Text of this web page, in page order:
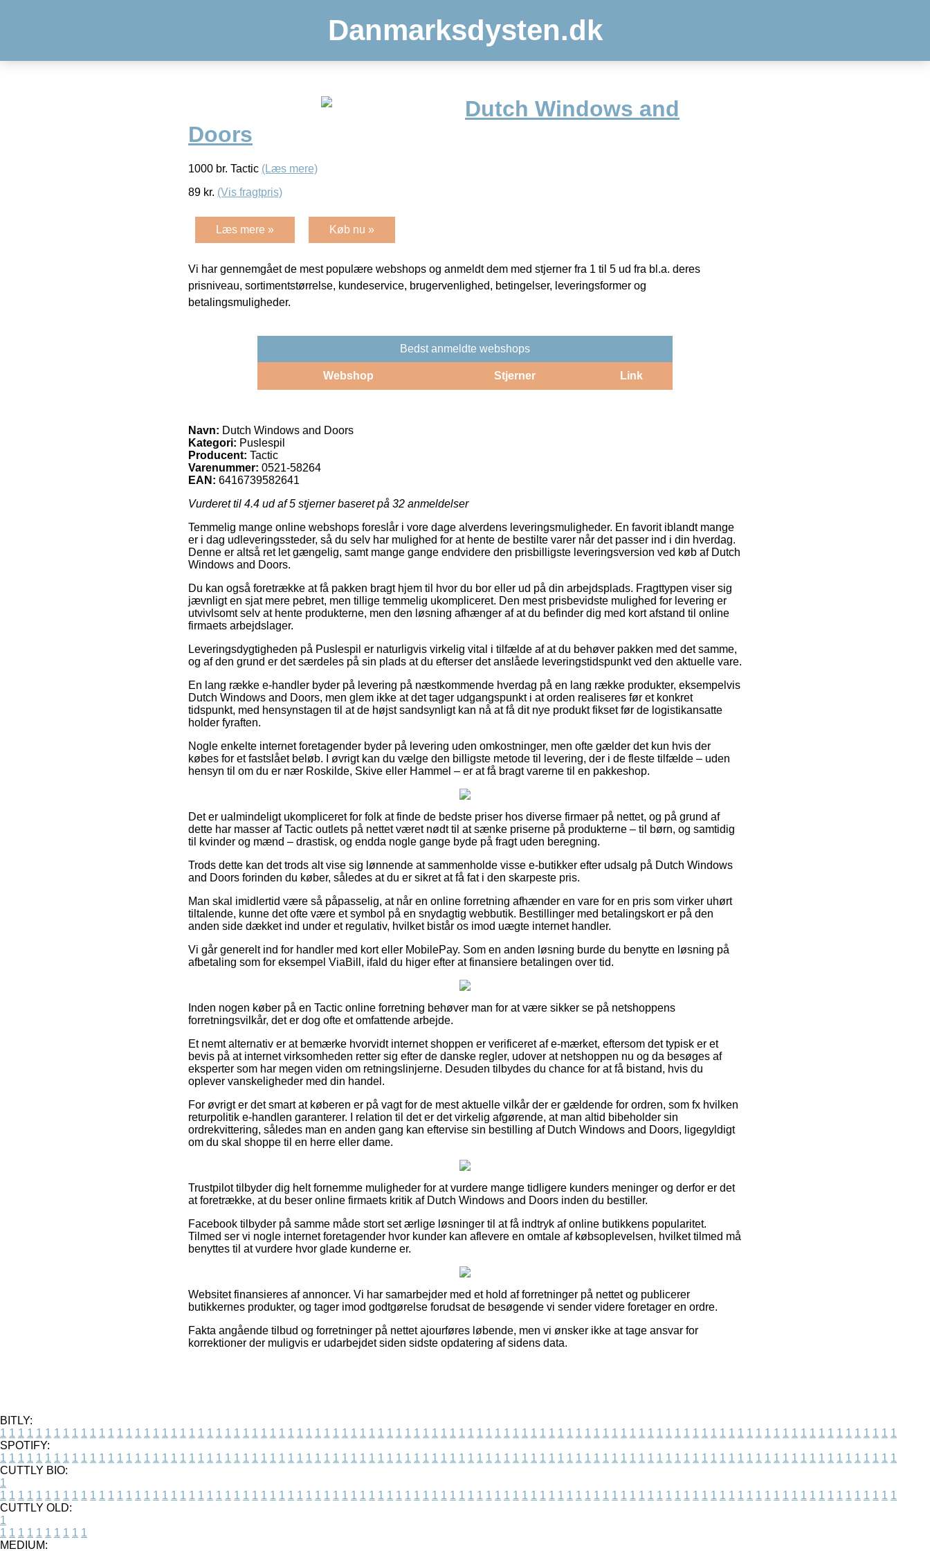
Danmarksdysten.dk
Dutch Windows and
Doors
1000 br. Tactic (Læs mere)
89 kr. (Vis fragtpris)
Læs mere » Køb nu »
Vi har gennemgået de mest populære webshops og anmeldt dem med stjerner fra 1 til 5 ud fra bl.a. deres
prisniveau, sortimentstørrelse, kundeservice, brugervenlighed, betingelser, leveringsformer og
betalingsmuligheder.
Bedst anmeldte webshops
Webshop Stjerner Link
Navn: Dutch Windows and Doors
Kategori: Puslespil
Producent: Tactic
Varenummer: 0521-58264
EAN: 6416739582641
Vurderet til 4.4 ud af 5 stjerner baseret på 32 anmeldelser
Temmelig mange online webshops foreslår i vore dage alverdens leveringsmuligheder. En favorit iblandt mange
er i dag udleveringssteder, så du selv har mulighed for at hente de bestilte varer når det passer ind i din hverdag.
Denne er altså ret let gængelig, samt mange gange endvidere den prisbilligste leveringsversion ved køb af Dutch
Windows and Doors.
Du kan også foretrække at få pakken bragt hjem til hvor du bor eller ud på din arbejdsplads. Fragttypen viser sig
jævnligt en sjat mere pebret, men tillige temmelig ukompliceret. Den mest prisbevidste mulighed for levering er
utvivlsomt selv at hente produkterne, men den løsning afhænger af at du befinder dig med kort afstand til online
firmaets arbejdslager.
Leveringsdygtigheden på Puslespil er naturligvis virkelig vital i tilfælde af at du behøver pakken med det samme,
og af den grund er det særdeles på sin plads at du efterser det anslåede leveringstidspunkt ved den aktuelle vare.
En lang række e-handler byder på levering på næstkommende hverdag på en lang række produkter, eksempelvis
Dutch Windows and Doors, men glem ikke at det tager udgangspunkt i at orden realiseres før et konkret
tidspunkt, med hensynstagen til at de højst sandsynligt kan nå at få dit nye produkt fikset før de logistikansatte
holder fyraften.
Nogle enkelte internet foretagender byder på levering uden omkostninger, men ofte gælder det kun hvis der
købes for et fastslået beløb. I øvrigt kan du vælge den billigste metode til levering, der i de fleste tilfælde – uden
hensyn til om du er nær Roskilde, Skive eller Hammel – er at få bragt varerne til en pakkeshop.
Det er ualmindeligt ukompliceret for folk at finde de bedste priser hos diverse firmaer på nettet, og på grund af
dette har masser af Tactic outlets på nettet været nødt til at sænke priserne på produkterne – til børn, og samtidig
til kvinder og mænd – drastisk, og endda nogle gange byde på fragt uden beregning.
Trods dette kan det trods alt vise sig lønnende at sammenholde visse e-butikker efter udsalg på Dutch Windows
and Doors forinden du køber, således at du er sikret at få fat i den skarpeste pris.
Man skal imidlertid være så påpasselig, at når en online forretning afhænder en vare for en pris som virker uhørt
tiltalende, kunne det ofte være et symbol på en snydagtig webbutik. Bestillinger med betalingskort er på den
anden side dækket ind under et regulativ, hvilket bistår os imod uægte internet handler.
Vi går generelt ind for handler med kort eller MobilePay. Som en anden løsning burde du benytte en løsning på
afbetaling som for eksempel ViaBill, ifald du higer efter at finansiere betalingen over tid.
Inden nogen køber på en Tactic online forretning behøver man for at være sikker se på netshoppens
forretningsvilkår, det er dog ofte et omfattende arbejde.
Et nemt alternativ er at bemærke hvorvidt internet shoppen er verificeret af e-mærket, eftersom det typisk er et
bevis på at internet virksomheden retter sig efter de danske regler, udover at netshoppen nu og da besøges af
eksperter som har megen viden om retningslinjerne. Desuden tilbydes du chance for at få bistand, hvis du
oplever vanskeligheder med din handel.
For øvrigt er det smart at køberen er på vagt for de mest aktuelle vilkår der er gældende for ordren, som fx hvilken
returpolitik e-handlen garanterer. I relation til det er det virkelig afgørende, at man altid bibeholder sin
ordrekvittering, således man en anden gang kan eftervise sin bestilling af Dutch Windows and Doors, ligegyldigt
om du skal shoppe til en herre eller dame.
Trustpilot tilbyder dig helt fornemme muligheder for at vurdere mange tidligere kunders meninger og derfor er det
at foretrække, at du beser online firmaets kritik af Dutch Windows and Doors inden du bestiller.
Facebook tilbyder på samme måde stort set ærlige løsninger til at få indtryk af online butikkens popularitet.
Tilmed ser vi nogle internet foretagender hvor kunder kan aflevere en omtale af købsoplevelsen, hvilket tilmed må
benyttes til at vurdere hvor glade kunderne er.
Websitet finansieres af annoncer. Vi har samarbejder med et hold af forretninger på nettet og publicerer
butikkernes produkter, og tager imod godtgørelse forudsat de besøgende vi sender videre foretager en ordre.
Fakta angående tilbud og forretninger på nettet ajourføres løbende, men vi ønsker ikke at tage ansvar for
korrektioner der muligvis er udarbejdet siden sidste opdatering af sidens data.
BITLY:
1 1 1 1 1 1 1 1 1 1 1 1 1 1 1 1 1 1 1 1 1 1 1 1 1 1 1 1 1 1 1 1 1 1 1 1 1 1 1 1 1 1 1 1 1 1 1 1 1 1 1 1 1 1 1 1 1 1 1 1 1 1 1 1 1 1 1 1 1 1 1 1 1 1 1 1 1 1 1 1 1 1 1 1 1 1 1 1 1 1 1 1 1 1 1 1 1 1 1 1
SPOTIFY:
1 1 1 1 1 1 1 1 1 1 1 1 1 1 1 1 1 1 1 1 1 1 1 1 1 1 1 1 1 1 1 1 1 1 1 1 1 1 1 1 1 1 1 1 1 1 1 1 1 1 1 1 1 1 1 1 1 1 1 1 1 1 1 1 1 1 1 1 1 1 1 1 1 1 1 1 1 1 1 1 1 1 1 1 1 1 1 1 1 1 1 1 1 1 1 1 1 1 1 1
CUTTLY BIO:
1
1 1 1 1 1 1 1 1 1 1 1 1 1 1 1 1 1 1 1 1 1 1 1 1 1 1 1 1 1 1 1 1 1 1 1 1 1 1 1 1 1 1 1 1 1 1 1 1 1 1 1 1 1 1 1 1 1 1 1 1 1 1 1 1 1 1 1 1 1 1 1 1 1 1 1 1 1 1 1 1 1 1 1 1 1 1 1 1 1 1 1 1 1 1 1 1 1 1 1 1
CUTTLY OLD:
1
1 1 1 1 1 1 1 1 1 1
MEDIUM: